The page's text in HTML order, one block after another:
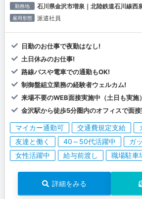
勤務地 石川県金沢市増泉｜北陸鉄道石川線西
雇用形態 派遣社員
日勤のお仕事で夜勤はなし!
土日休みのお仕事!
路線バスや電車での通勤もOK!
制御盤組立業務の経験者ウェルカム!
来場不要のWEB面接実施中（土日も実施
金沢駅から徒歩5分圏内のオフィスで面
マイカー通勤可 交通費規定支給
友達と働く
40～50代活躍中
ガ
女性活躍中
給与前渡し 職場駐車
詳細をみる